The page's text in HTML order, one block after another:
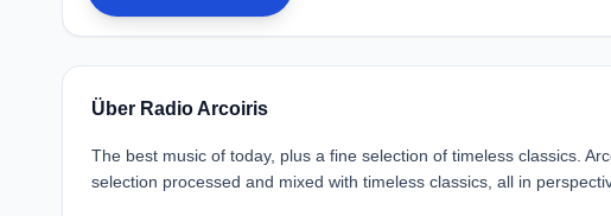
Über Radio Arcoiris
The best music of today, plus a fine selection of timeless classics.
selection processed and mixed with timeless classics, all in